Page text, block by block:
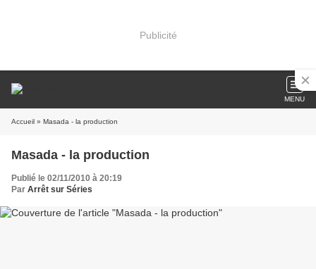
Publicité
MENU
Accueil » Masada - la production
Masada - la production
Publié le 02/11/2010 à 20:19
Par Arrêt sur Séries